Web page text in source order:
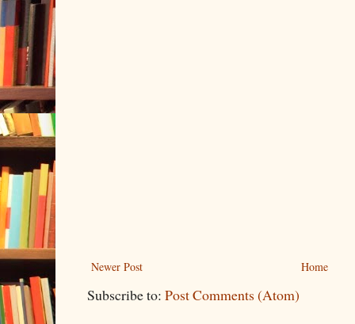
Newer Post Home
Subscribe to: Post Comments (Atom)